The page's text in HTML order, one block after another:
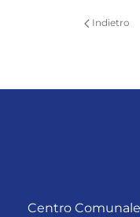
Indietro
Centro